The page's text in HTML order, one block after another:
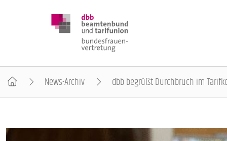
News-Archiv dbb begrüßt Durchbruch im